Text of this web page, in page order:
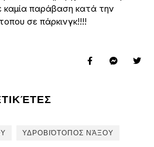
καμία παράβαση κατά την
σε πάρκινγκ!!!!
ΥΔΡΟΒΙΌΤΟΠΟΣ ΝΆΞΟΥ